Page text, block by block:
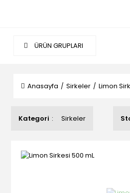
ÜRÜN GRUPLARI
Anasayfa Sirkeler Limon
Kategori Sirkeler